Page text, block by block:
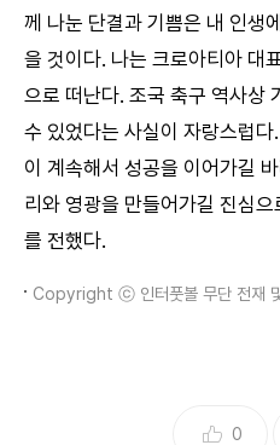
께 나눈 단결과 기쁨은 내 인생
을 것이다. 나는 크로아티아 대
으로 떠난다. 조국 축구 역사상
수 있었다는 사실이 자랑스럽
이 계속해서 성공을 이어가길
리와 영광을 만들어가길 진심
를 전했다.
Copyright ⓒ 인터풋볼 무단 전재
0